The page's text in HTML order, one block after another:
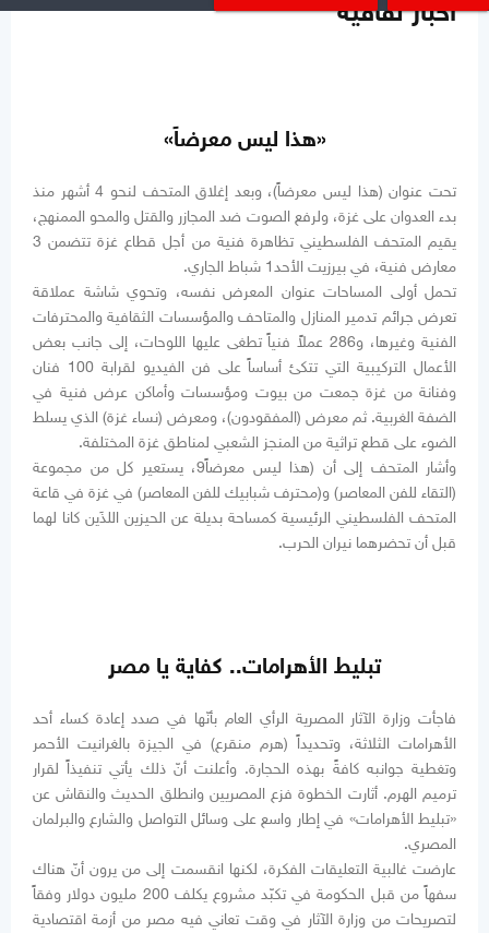
أخبار ثقافية
«هذا ليس معرضاً»
تحت عنوان (هذا ليس معرضاً)، وبعد إغلاق المتحف لنحو 4 أشهر منذ
بدء العدوان على غزة، ولرفع الصوت ضد المجازر والقتل والمحو الممنهج،
يقيم المتحف الفلسطيني تظاهرة فنية من أجل قطاع غزة تتضمن 3
معارض فنية، في بيرزيت الأحد1 شباط الجاري.
تحمل أولى المساحات عنوان المعرض نفسه، وتحوي شاشة عملاقة
تعرض جرائم تدمير المنازل والمتاحف والمؤسسات الثقافية والمحترفات
الفنية وغيرها، و286 عملاً فنياً تطغى عليها اللوحات، إلى جانب بعض
الأعمال التركيبية التي تتكئ أساساً على فن الفيديو لقرابة 100 فنان
وفنانة من غزة جمعت من بيوت ومؤسسات وأماكن عرض فنية في
الضفة الغربية. ثم معرض (المفقودون)، ومعرض (نساء غزة) الذي يسلط
الضوء على قطع تراثية من المنجز الشعبي لمناطق غزة المختلفة.
وأشار المتحف إلى أن (هذا ليس معرضاً9، يستعير كل من مجموعة
(التقاء للفن المعاصر) و(محترف شبابيك للفن المعاصر) في غزة في قاعة
المتحف الفلسطيني الرئيسية كمساحة بديلة عن الحيزين اللذَين كانا لهما
قبل أن تحضرهما نيران الحرب.
تبليط الأهرامات.. كفاية يا مصر
فاجأت وزارة الآثار المصرية الرأي العام بأنّها في صدد إعادة كساء أحد
الأهرامات الثلاثة، وتحديداً (هرم منقرع) في الجيزة بالغرانيت الأحمر
وتغطية جوانبه كافةً بهذه الحجارة. وأعلنت أنّ ذلك يأتي تنفيذاً لقرار
ترميم الهرم. أثارت الخطوة فزع المصريين وانطلق الحديث والنقاش عن
«تبليط الأهرامات» في إطار واسع على وسائل التواصل والشارع والبرلمان
المصري.
عارضت غالبية التعليقات الفكرة، لكنها انقسمت إلى من يرون أنّ هناك
سفهاً من قبل الحكومة في تكبّد مشروع يكلف 200 مليون دولار وفقاً
لتصريحات من وزارة الآثار في وقت تعاني فيه مصر من أزمة اقتصادية